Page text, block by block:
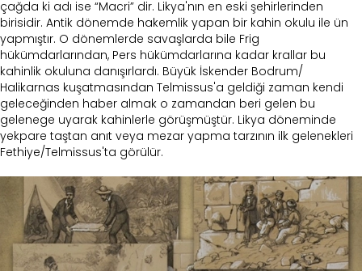
çağda ki adı ise “Macri” dir. Likya'nın en eski şehirlerinden
birisidir. Antik dönemde hakemlik yapan bir kahin okulu ile ün
yapmıştır. O dönemlerde savaşlarda bile Frig
hükümdarlarından, Pers hükümdarlarına kadar krallar bu
kahinlik okuluna danışırlardı. Büyük İskender Bodrum/
Halikarnas kuşatmasından Telmissus'a geldiği zaman kendi
geleceğinden haber almak o zamandan beri gelen bu
gelenege uyarak kahinlerle görüşmüştür. Likya döneminde
yekpare taştan anıt veya mezar yapma tarzının ilk gelenekleri
Fethiye/Telmissus'ta görülür.